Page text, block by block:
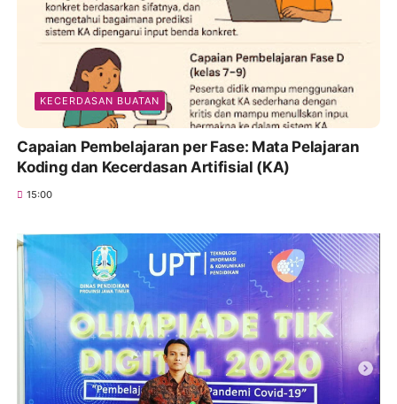
KECERDASAN BUATAN
Capaian Pembelajaran per Fase: Mata Pelajaran
Koding dan Kecerdasan Artifisial (KA)
15:00